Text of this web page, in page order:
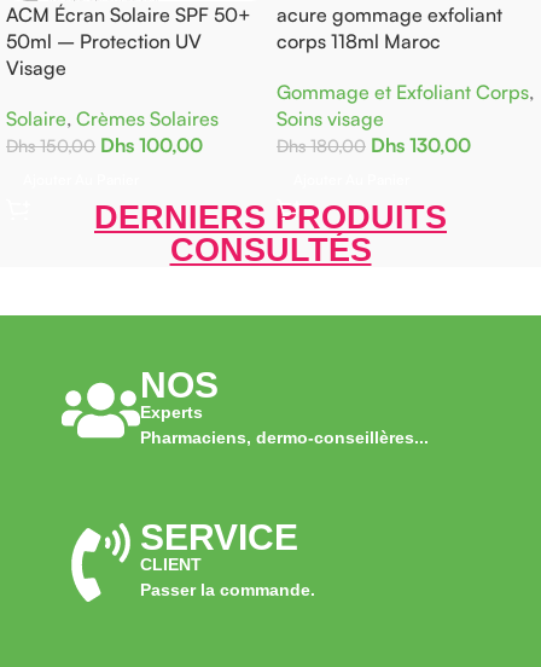
ACM Écran Solaire SPF 50+
50ml – Protection UV
Visage
Solaire, Crèmes Solaires
Dhs150,00 Dhs 100,00
acure gommage exfoliant
corps 118ml Maroc
Gommage et Exfoliant Corps,
Soins visage
Dhs180,00 Dhs 130,00
DERNIERS PRODUITS
CONSULTÉS
NOS
Experts
Pharmaciens, dermo-conseillères...
SERVICE
CLIENT
Passer la commande.